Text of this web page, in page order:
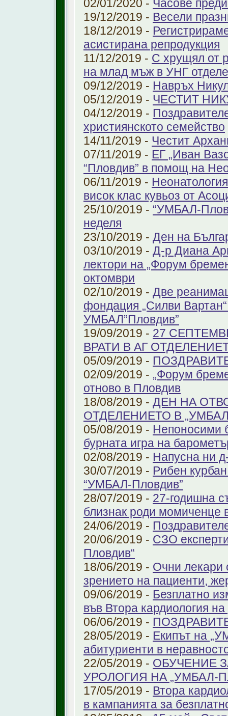
02/01/2020 - Часове
19/12/2019 - Весели
18/12/2019 -
aсистирана репродукция
11/12/2019 - С хрущял от
на млад мъж в УНГ
09/12/2019 - Навръх
05/12/2019 - ЧЕСТИТ
04/12/2019 -
християнското семейство
14/11/2019 - Честит
07/11/2019 - ЕГ „Иван
“Пловдив” в помощ на
06/11/2019 -
висок клас кувьоз от
25/10/2019 - “УМБАЛ-
неделя
23/10/2019 - Ден на
03/10/2019 - Д-р Диана
лектори на „Форум
октомври
02/10/2019 - Две
фондация „Силви
УМБАЛ”Пловдив”
19/09/2019 - 27
ВРАТИ В АГ
05/09/2019 -
02/09/2019 - „Форум
отново в Пловдив
18/08/2019 - ДЕН НА
ОТДЕЛЕНИЕТО В
05/08/2019 - Непоносими
бурната игра на
02/08/2019 - Напусна ни
30/07/2019 - Рибен
“УМБАЛ-Пловдив”
28/07/2019 - 27-годишна
близнак роди момиченце
24/06/2019 -
20/06/2019 - СЗО
Пловдив“
18/06/2019 - Очни лекари
зрението на пациенти,
09/06/2019 - Безплатно
във Втора кардиология
06/06/2019 -
28/05/2019 - Екипът на
абитуриенти в
22/05/2019 - ОБУЧЕНИЕ
УРОЛОГИЯ НА „УМБАЛ-
17/05/2019 - Втора
в кампанията за